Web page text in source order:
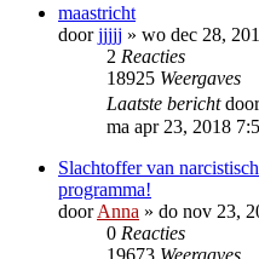
maastricht
doorjjjjj » wo dec 28,
2 Reacties
18925 Weergaves
Laatste bericht
ma apr 23, 2018
Slachtoffer van
programma!
doorAnna » do nov 23,
0 Reacties
19673 Weergaves